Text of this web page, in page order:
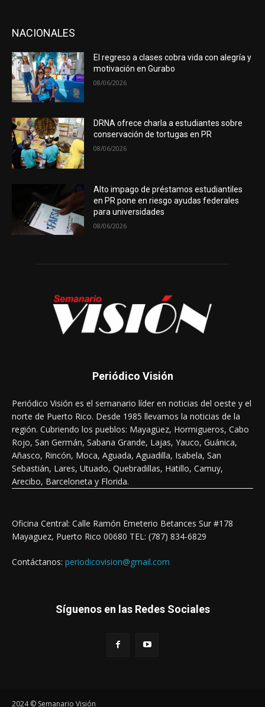
NACIONALES
El regreso a clases cobra vida con alegría y
motivación en Gurabo
08/06/2026
DRNA ofrece charla a estudiantes sobre
conservación de tortugas en PR
08/06/2026
Alto impago de préstamos estudiantiles
en PR pone en riesgo ayudas federales
para universidades
08/06/2026
Periódico Visión
Periódico Visión es el semanario líder en noticias del oeste y el
norte de Puerto Rico. Desde 1985 llevamos la noticias de la
región. Cubriendo los pueblos: Mayagüez, Hormigueros, Cabo
Rojo, San Germán, Sabana Grande, Lajas, Yauco, Guánica,
Añasco, Rincón, Moca, Aguada, Aguadilla, Isabela, San
Sebastián, Lares, Utuado, Quebradillas, Hatillo, Camuy,
Arecibo, Barceloneta y Florida.
Oficina Central: Calle Ramón Emeterio Betances Sur #178
Mayaguez, Puerto Rico 00680 TEL: (787) 834-6829
Contáctanos: periodicovision@gmail.com
Síguenos en las Redes Sociales
2024 © Semanario Visión